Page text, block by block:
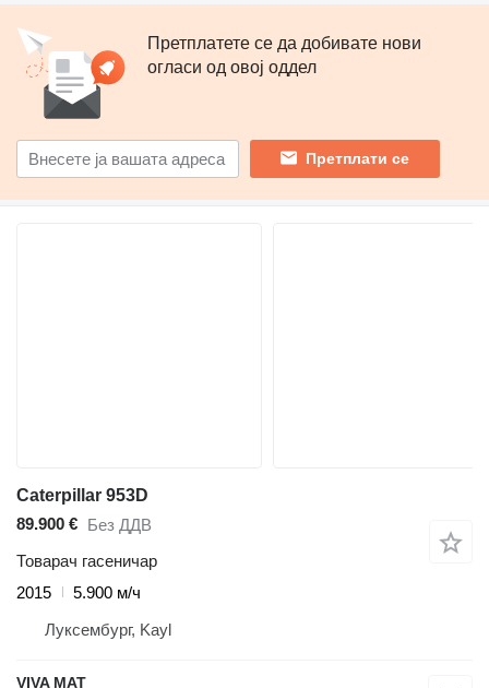
Претплатете се да добивате нови
огласи од овој оддел
Претплати се
Caterpillar 953D
89.900 € Без ДДВ
Товарач гасеничар
2015
5.900 м/ч
Луксембург, Kayl
VIVA MAT